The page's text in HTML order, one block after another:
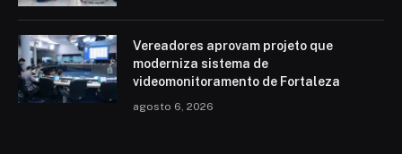
Vereadores aprovam projeto que
moderniza sistema de
videomonitoramento de Fortaleza
agosto 6, 2026